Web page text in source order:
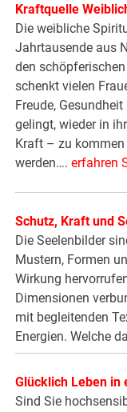
Kraftquelle
Die weibliche
Jahrtausende aus
den
schenkt vielen
Freude,
gelingt, wieder in
Kraft – zu kommen
werden….erfahren
Schutz, Kraft und
Die Seelenbilder
Mustern, Formen
Wirkung
Dimensionen
mit begleitenden
Energien. Welche
Glücklich Leben in
Sind Sie